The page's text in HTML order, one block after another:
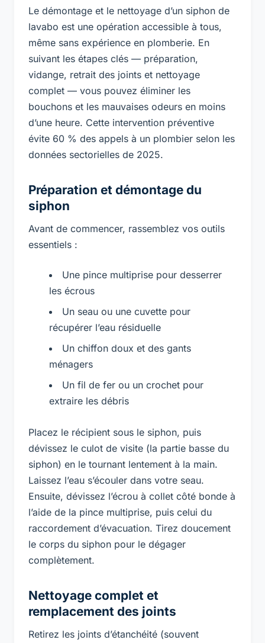
Le démontage et le nettoyage d’un siphon de
lavabo est une opération accessible à tous,
même sans expérience en plomberie. En
suivant les étapes clés — préparation,
vidange, retrait des joints et nettoyage
complet — vous pouvez éliminer les
bouchons et les mauvaises odeurs en moins
d’une heure. Cette intervention préventive
évite 60 % des appels à un plombier selon les
données sectorielles de 2025.
Préparation et démontage du
siphon
Avant de commencer, rassemblez vos outils
essentiels :
Une pince multiprise pour desserrer
les écrous
Un seau ou une cuvette pour
récupérer l’eau résiduelle
Un chiffon doux et des gants
ménagers
Un fil de fer ou un crochet pour
extraire les débris
Placez le récipient sous le siphon, puis
dévissez le culot de visite (la partie basse du
siphon) en le tournant lentement à la main.
Laissez l’eau s’écouler dans votre seau.
Ensuite, dévissez l’écrou à collet côté bonde à
l’aide de la pince multiprise, puis celui du
raccordement d’évacuation. Tirez doucement
le corps du siphon pour le dégager
complètement.
Nettoyage complet et
remplacement des joints
Retirez les joints d’étanchéité (souvent